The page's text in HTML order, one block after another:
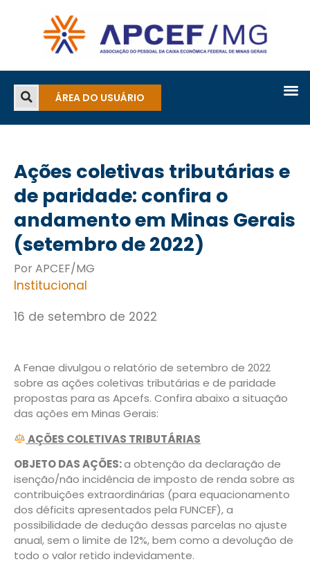
ÁREA DO USUÁRIO
Ações coletivas tributárias e
de paridade: confira o
andamento em Minas Gerais
(setembro de 2022)
Por APCEF/MG
Institucional
16 de setembro de 2022
A Fenae divulgou o relatório de setembro de 2022
sobre as ações coletivas tributárias e de paridade
propostas para as Apcefs. Confira abaixo a situação
das ações em Minas Gerais:
AÇÕES COLETIVAS TRIBUTÁRIAS
OBJETO DAS AÇÕES:a obtenção da declaração de
isenção/não incidência de imposto de renda sobre as
contribuições extraordinárias (para equacionamento
dos déficits apresentados pela FUNCEF), a
possibilidade de dedução dessas parcelas no ajuste
anual, sem o limite de 12%, bem como a devolução de
todo o valor retido indevidamente.